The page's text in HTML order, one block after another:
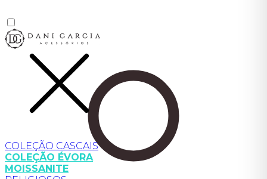
COLEÇÃO CASCAIS
COLEÇÃO ÉVORA
MOISSANITE